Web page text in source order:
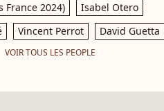
France 2024)
Isabel Otero
Vincent Perrot David Guetta
VOIR TOUS LES PEOPLE